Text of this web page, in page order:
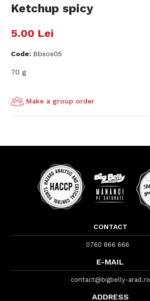
Ketchup spicy
5.00 Lei
Code: Bbsos05
70 g
Make a group order
CONTACT
0760 866 666
E-MAIL
contact@bigbelly-arad.ro
ADDRESS